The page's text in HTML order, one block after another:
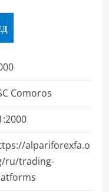
Comoros
alpariforexfa.o
ru/trading-